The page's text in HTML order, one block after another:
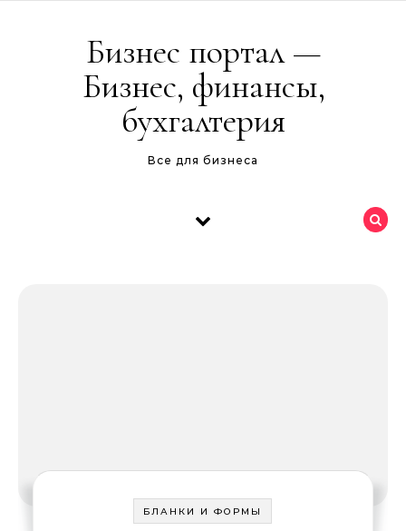
Бизнес портал —
Бизнес, финансы,
бухгалтерия
Все для бизнеса
БЛАНКИ И ФОРМЫ